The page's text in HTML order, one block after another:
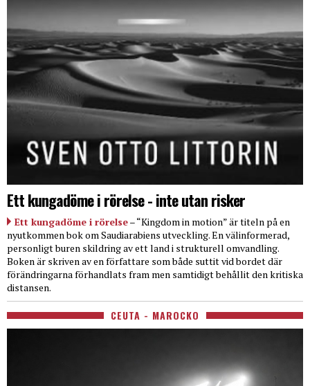
Ett kungadöme i rörelse - inte utan risker
Ett kungadöme i rörelse– “Kingdom in motion” är titeln på en
nyutkommen bok om Saudiarabiens utveckling. En välinformerad,
personligt buren skildring av ett land i strukturell omvandling.
Boken är skriven av en författare som både suttit vid bordet där
förändringarna förhandlats fram men samtidigt behållit den kritiska
distansen.
CEUTA - MAROCKO